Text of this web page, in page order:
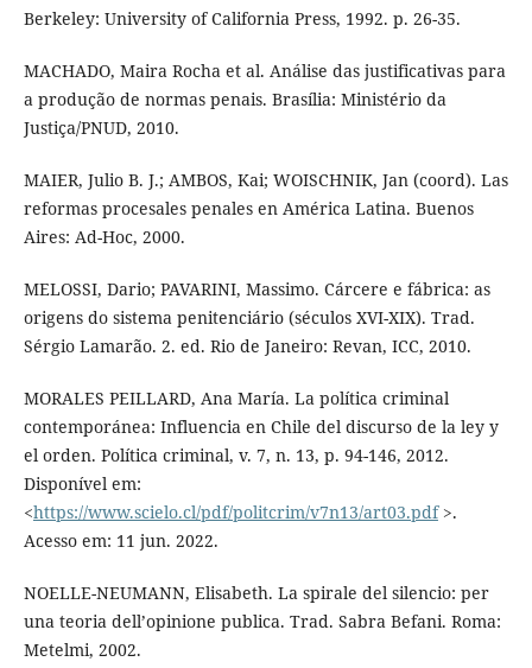
Berkeley: University of California Press, 1992. p. 26-35.
MACHADO, Maira Rocha et al. Análise das justificativas para
a produção de normas penais. Brasília: Ministério da
Justiça/PNUD, 2010.
MAIER, Julio B. J.; AMBOS, Kai; WOISCHNIK, Jan (coord). Las
reformas procesales penales en América Latina. Buenos
Aires: Ad-Hoc, 2000.
MELOSSI, Dario; PAVARINI, Massimo. Cárcere e fábrica: as
origens do sistema penitenciário (séculos XVI-XIX). Trad.
Sérgio Lamarão. 2. ed. Rio de Janeiro: Revan, ICC, 2010.
MORALES PEILLARD, Ana María. La política criminal
contemporánea: Influencia en Chile del discurso de la ley y
el orden. Política criminal, v. 7, n. 13, p. 94-146, 2012.
Disponível em:
<https://www.scielo.cl/pdf/politcrim/v7n13/art03.pdf>.
Acesso em: 11 jun. 2022.
NOELLE-NEUMANN, Elisabeth. La spirale del silencio: per
una teoria dell’opinione publica. Trad. Sabra Befani. Roma:
Metelmi, 2002.